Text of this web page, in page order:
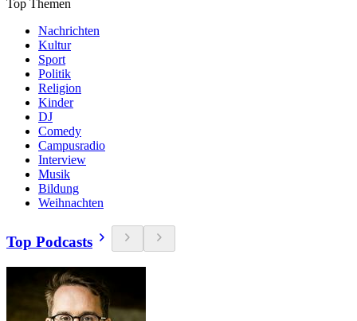
Top Themen
Nachrichten
Kultur
Sport
Politik
Religion
Kinder
DJ
Comedy
Campusradio
Interview
Musik
Bildung
Weihnachten
Top Podcasts